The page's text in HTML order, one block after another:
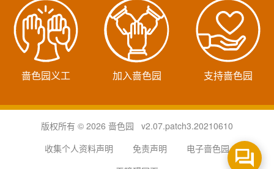
啬色园义工 加入啬色园 支持啬色园
版权所有 © 2026 啬色园 v2.07.patch3.20210610
收集个人资料声明
免责声明
电子啬色园